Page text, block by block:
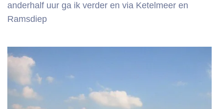
anderhalf uur ga ik verder en via Ketelmeer en
Ramsdiep